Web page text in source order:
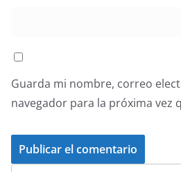
Guarda mi nombre, correo
navegador para la próxima vez